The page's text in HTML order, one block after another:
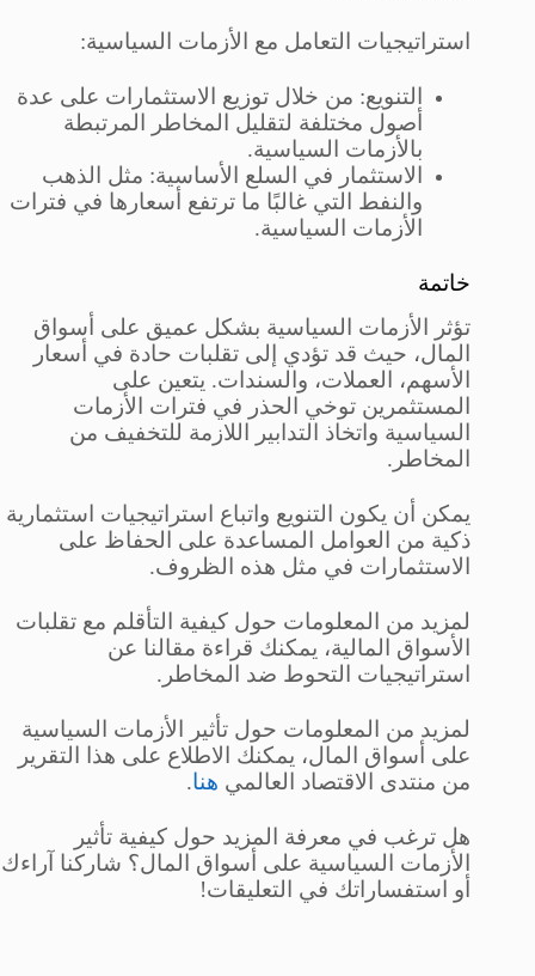
استراتيجيات التعامل مع الأزمات السياسية:
التنويع: من خلال توزيع الاستثمارات على عدة
أصول مختلفة لتقليل المخاطر المرتبطة
بالأزمات السياسية.
الاستثمار في السلع الأساسية: مثل الذهب
والنفط التي غالبًا ما ترتفع أسعارها في فترات
الأزمات السياسية.
خاتمة
تؤثر الأزمات السياسية بشكل عميق على أسواق
المال، حيث قد تؤدي إلى تقلبات حادة في أسعار
الأسهم، العملات، والسندات. يتعين على
المستثمرين توخي الحذر في فترات الأزمات
السياسية واتخاذ التدابير اللازمة للتخفيف من
المخاطر.
يمكن أن يكون التنويع واتباع استراتيجيات استثمارية
ذكية من العوامل المساعدة على الحفاظ على
الاستثمارات في مثل هذه الظروف.
لمزيد من المعلومات حول كيفية التأقلم مع تقلبات
الأسواق المالية، يمكنك قراءة مقالنا عن
استراتيجيات التحوط ضد المخاطر.
لمزيد من المعلومات حول تأثير الأزمات السياسية
على أسواق المال، يمكنك الاطلاع على هذا التقرير
من منتدى الاقتصاد العالمي هنا.
هل ترغب في معرفة المزيد حول كيفية تأثير
الأزمات السياسية على أسواق المال؟ شاركنا آراءك
أو استفساراتك في التعليقات!